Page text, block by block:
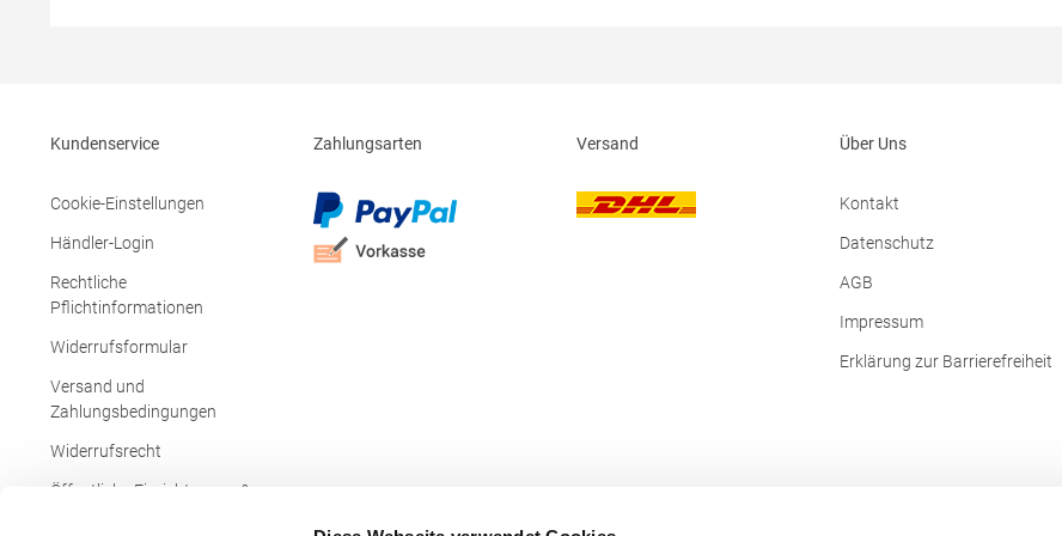
Mail: germansalesadmin@regatta.com
Deutschland E-Mail: info@stedman.eu
textil.de
Kundenservice
Cookie-Einstellungen
Händler-Login
Rechtliche
Pflichtinformationen
Widerrufsformular
Versand und
Zahlungsbedingungen
Widerrufsrecht
Öffentliche Einrichtungen &
Zahlungsarten Versand Über Uns
Kontakt
Datenschutz
AGB
Impressum
Erklärung zur Barrierefreiheit